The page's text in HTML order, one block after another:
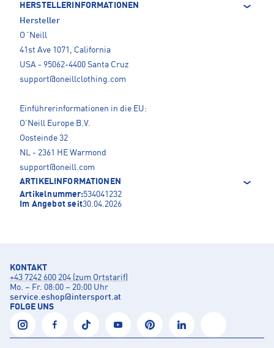
HERSTELLERINFORMATIONEN
Hersteller
O´Neill
41st Ave 1071, California
USA - 95062-4400 Santa Cruz
support@oneillclothing.com
Einführerinformationen in die EU:
O’Neill Europe B.V.
Oosteinde 32
NL - 2361 HE Warmond
support@oneill.com
ARTIKELINFORMATIONEN
Artikelnummer:534041232
Im Angebot seit30.04.2026
KONTAKT
+43 7242 600 204 (zum Ortstarif)
Mo. – Fr. 08:00 – 20:00 Uhr
service.eshop@intersport.at
FOLGE UNS